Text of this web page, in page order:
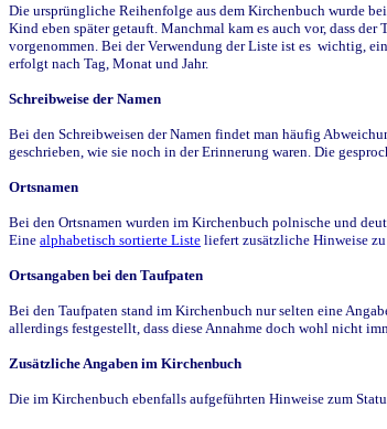
Die ursprüngliche Reihenfolge aus dem Kirchenbuch wurde
Kind eben später getauft. Manchmal kam es auch vor, dass
vorgenommen. Bei der Verwendung der Liste ist es wichtig,
erfolgt nach Tag, Monat und Jahr.
Schreibweise der Namen
Bei den Schreibweisen der Namen findet man häufig
geschrieben, wie sie noch in der Erinnerung waren. Die
Ortsnamen
Bei den Ortsnamen wurden im Kirchenbuch polnische und
Eine alphabetisch sortierte Liste liefert zusätzliche Hinweise
Ortsangaben bei den Taufpaten
Bei den Taufpaten stand im Kirchenbuch nur selten eine
allerdings festgestellt, dass diese Annahme doch wohl nicht
Zusätzliche Angaben im Kirchenbuch
Die im Kirchenbuch ebenfalls aufgeführten Hinweise zum